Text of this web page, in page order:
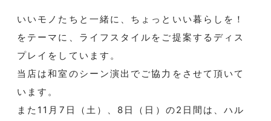
いいモノたちと一緒に、ちょっといい暮らしを！
をテーマに、ライフスタイルをご提案するディス
プレイをしています。
当店は和室のシーン演出でご協力をさせて頂いて
います。
また11月7日（土）、8日（日）の2日間は、ハル